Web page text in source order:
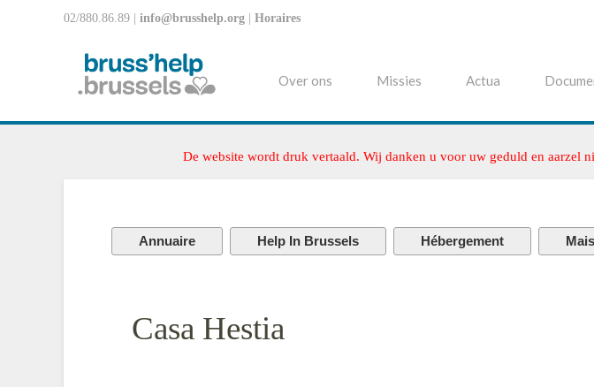
02/880.86.89 | info@brusshelp.org Horaires
Over ons Missies Actua
De website wordt druk vertaald. Wij danken u voor uw geduld en aarzel
Annuaire Help In Brussels Hébergement
Casa Hestia